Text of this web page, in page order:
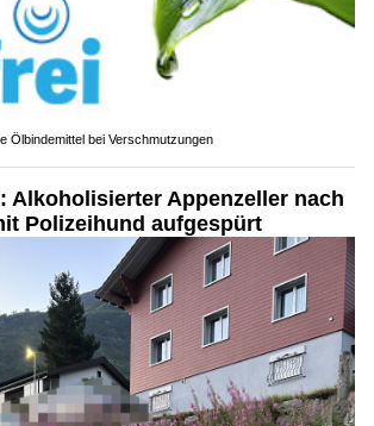
Ölbindemittel bei Verschmutzungen
Alkoholisierter Appenzeller nach
Polizeihund aufgespürt